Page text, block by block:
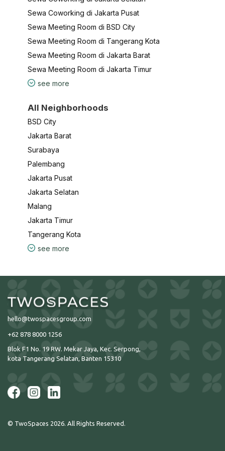
Sewa Coworking di Jakarta Pusat
Sewa Meeting Room di BSD City
Sewa Meeting Room di Tangerang Kota
Sewa Meeting Room di Jakarta Barat
Sewa Meeting Room di Jakarta Timur
see more
All Neighborhoods
BSD City
Jakarta Barat
Surabaya
Palembang
Jakarta Pusat
Jakarta Selatan
Malang
Jakarta Timur
Tangerang Kota
see more
hello@twospacesgroup.com
+62 878 8000 1256
Blok F1 No. 19 RW. Mekar Jaya, Kec. Serpong,
kota Tangerang Selatan, Banten 15310
© TwoSpaces 2026. All Rights Reserved.